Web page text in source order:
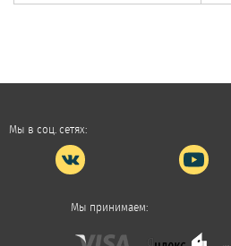
Мы в соц. сетях:
Мы принимаем: